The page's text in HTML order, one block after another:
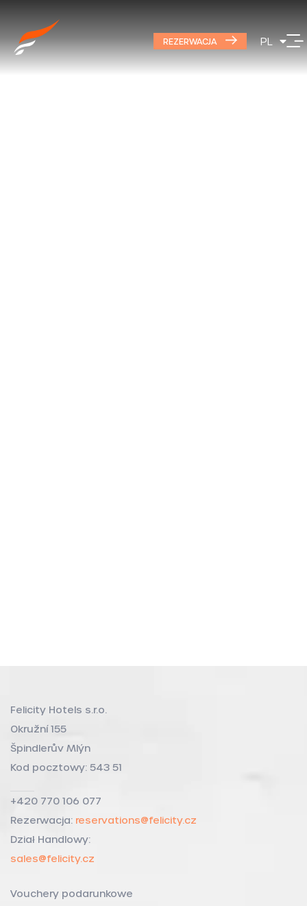
REZERWACJA PL
DE
Felicity Hotels s.r.o.
Okružní 155
Špindlerův Mlýn
Kod pocztowy: 543 51
+420 770 106 077
Rezerwacja: reservations@felicity.cz
Dział Handlowy:
sales@felicity.cz
Vouchery podarunkowe